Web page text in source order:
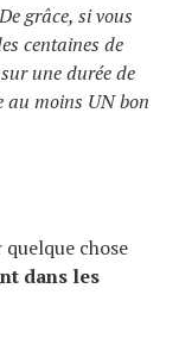
grâce, si vous
centaines de
une durée de
au moins UN bon
chose
dans les